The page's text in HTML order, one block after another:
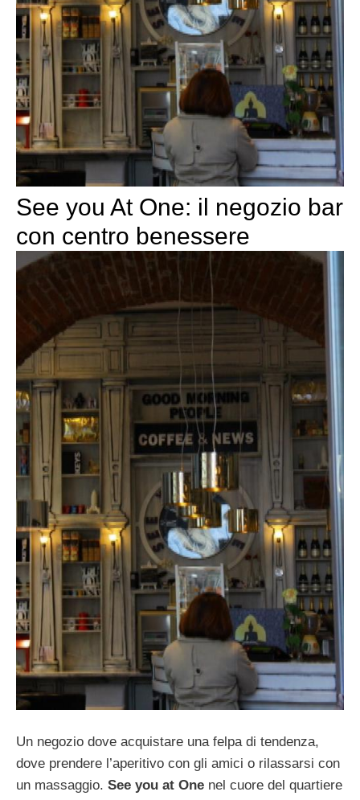
See you At One: il negozio bar
con centro benessere
Un negozio dove acquistare una felpa di tendenza,
dove prendere l’aperitivo con gli amici o rilassarsi con
un massaggio. See you at One nel cuore del quartiere